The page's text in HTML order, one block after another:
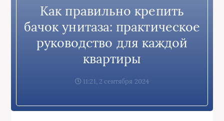
Как правильно крепить
бачок унитаза: практическое
руководство для каждой
квартиры
11:21, 2 сентября 2024